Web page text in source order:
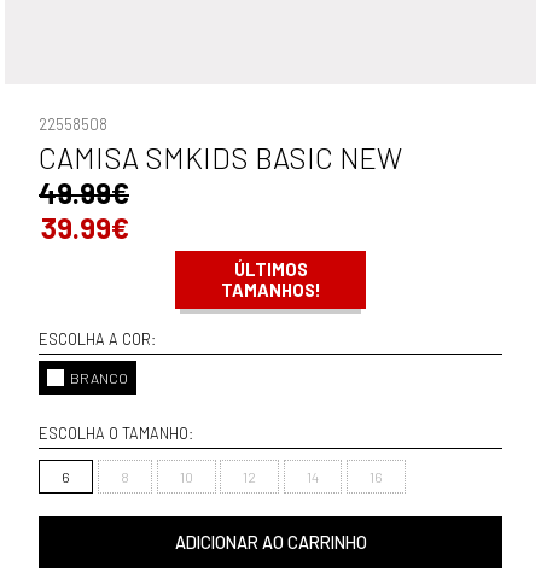
22558508
CAMISA SMKIDS BASIC NEW
49.99€
39.99€
ÚLTIMOS
TAMANHOS!
ESCOLHA A COR:
BRANCO
ESCOLHA O TAMANHO:
6 8 10 12 14 16
ADICIONAR AO CARRINHO